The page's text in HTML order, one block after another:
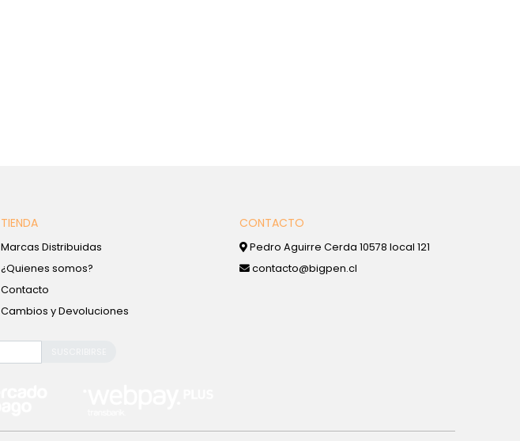
TIENDA
Marcas Distribuidas
¿Quienes somos?
Contacto
Cambios y Devoluciones
CONTACTO
Pedro Aguirre Cerda 10578 local 121
contacto@bigpen.cl